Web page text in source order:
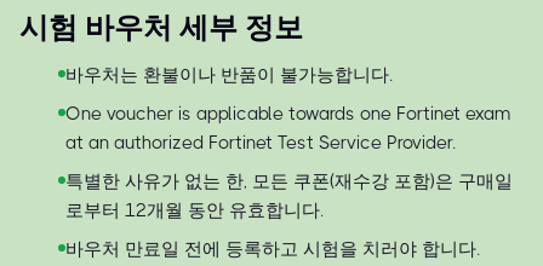
시험 바우처 세부 정보
바우처는 환불이나 반품이 불가능합니다.
One voucher is applicable towards one Fortinet exam
at an authorized Fortinet Test Service Provider.
특별한 사유가 없는 한, 모든 쿠폰(재수강 포함)은 구매일
로부터 12개월 동안 유효합니다.
바우처 만료일 전에 등록하고 시험을 치러야 합니다.